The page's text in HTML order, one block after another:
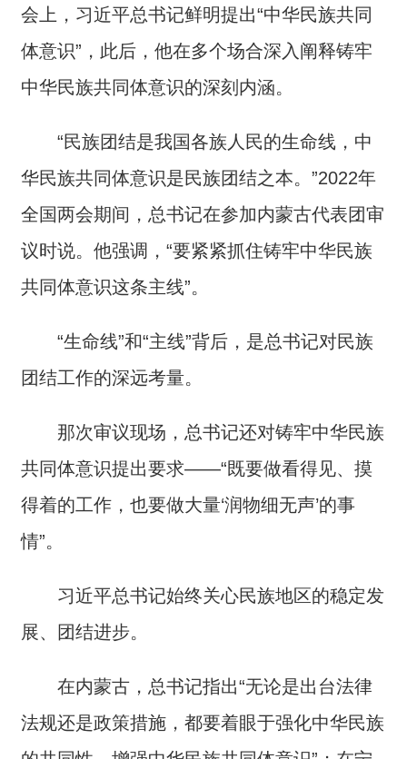
会上，习近平总书记鲜明提出“中华民族共同
体意识”，此后，他在多个场合深入阐释铸牢
中华民族共同体意识的深刻内涵。
“民族团结是我国各族人民的生命线，中
华民族共同体意识是民族团结之本。”2022年
全国两会期间，总书记在参加内蒙古代表团审
议时说。他强调，“要紧紧抓住铸牢中华民族
共同体意识这条主线”。
“生命线”和“主线”背后，是总书记对民族
团结工作的深远考量。
那次审议现场，总书记还对铸牢中华民族
共同体意识提出要求——“既要做看得见、摸
得着的工作，也要做大量‘润物细无声’的事
情”。
习近平总书记始终关心民族地区的稳定发
展、团结进步。
在内蒙古，总书记指出“无论是出台法律
法规还是政策措施，都要着眼于强化中华民族